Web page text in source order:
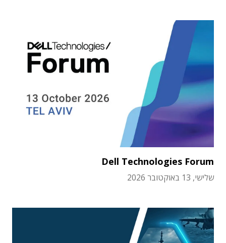
Dell Technologies Forum
שלישי, 13 באוקטובר 2026